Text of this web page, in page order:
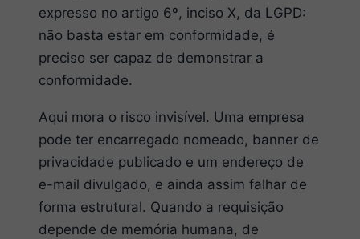
expresso no artigo 6º, inciso X, da LGPD:
não basta estar em conformidade, é
preciso ser capaz de demonstrar a
conformidade.
Aqui mora o risco invisível. Uma empresa
pode ter encarregado nomeado, banner de
privacidade publicado e um endereço de
e-mail divulgado, e ainda assim falhar de
forma estrutural. Quando a requisição
depende de memória humana, de